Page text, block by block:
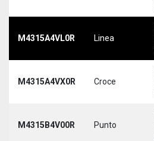
M4315A4VL0R Linea
M4315A4VX0R Croce
M4315B4V00R Punto